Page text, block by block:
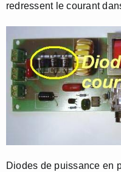
redressent le courant
Diodes de puissance en